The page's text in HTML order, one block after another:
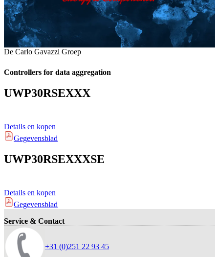
De Carlo Gavazzi Groep
Controllers for data aggregation
UWP30RSEXXX
Details en kopen
Gegevensblad
UWP30RSEXXXSE
Details en kopen
Gegevensblad
Service & Contact
+31 (0)251 22 93 45